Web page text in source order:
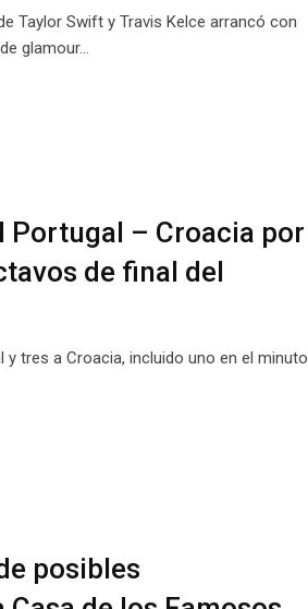
Taylor Swift y Travis Kelce arrancó con
glamour…
Portugal – Croacia por
de final del
y tres a Croacia, incluido uno en el minuto
posibles